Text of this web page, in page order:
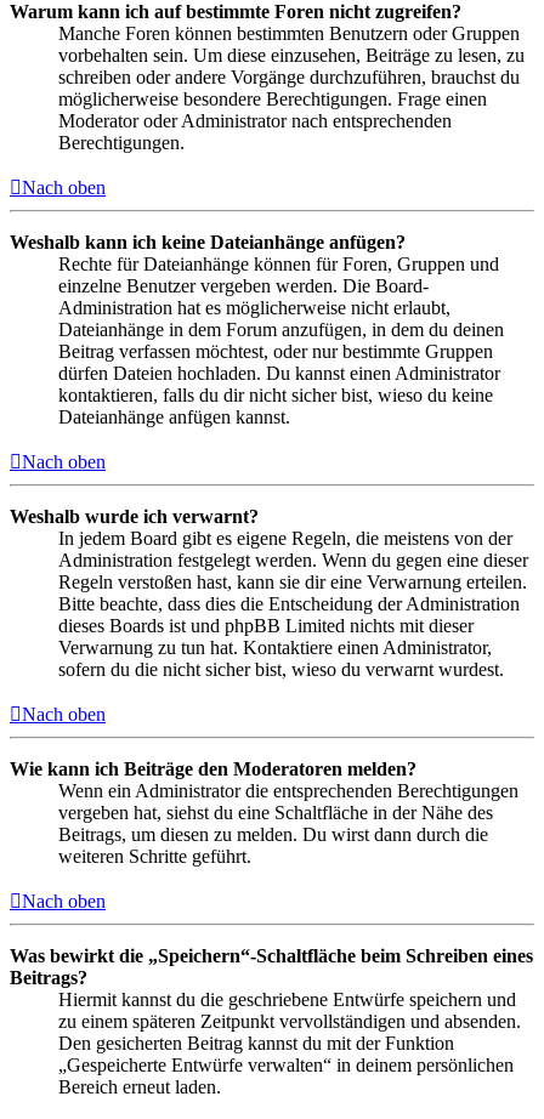
Warum kann ich auf bestimmte Foren nicht zugreifen?
Manche Foren können bestimmten Benutzern oder Gruppen
vorbehalten sein. Um diese einzusehen, Beiträge zu lesen, zu
schreiben oder andere Vorgänge durchzuführen, brauchst du
möglicherweise besondere Berechtigungen. Frage einen
Moderator oder Administrator nach entsprechenden
Berechtigungen.
Nach oben
Weshalb kann ich keine Dateianhänge anfügen?
Rechte für Dateianhänge können für Foren, Gruppen und
einzelne Benutzer vergeben werden. Die Board-
Administration hat es möglicherweise nicht erlaubt,
Dateianhänge in dem Forum anzufügen, in dem du deinen
Beitrag verfassen möchtest, oder nur bestimmte Gruppen
dürfen Dateien hochladen. Du kannst einen Administrator
kontaktieren, falls du dir nicht sicher bist, wieso du keine
Dateianhänge anfügen kannst.
Nach oben
Weshalb wurde ich verwarnt?
In jedem Board gibt es eigene Regeln, die meistens von der
Administration festgelegt werden. Wenn du gegen eine dieser
Regeln verstoßen hast, kann sie dir eine Verwarnung erteilen.
Bitte beachte, dass dies die Entscheidung der Administration
dieses Boards ist und phpBB Limited nichts mit dieser
Verwarnung zu tun hat. Kontaktiere einen Administrator,
sofern du die nicht sicher bist, wieso du verwarnt wurdest.
Nach oben
Wie kann ich Beiträge den Moderatoren melden?
Wenn ein Administrator die entsprechenden Berechtigungen
vergeben hat, siehst du eine Schaltfläche in der Nähe des
Beitrags, um diesen zu melden. Du wirst dann durch die
weiteren Schritte geführt.
Nach oben
Was bewirkt die „Speichern“-Schaltfläche beim Schreiben eines
Beitrags?
Hiermit kannst du die geschriebene Entwürfe speichern und
zu einem späteren Zeitpunkt vervollständigen und absenden.
Den gesicherten Beitrag kannst du mit der Funktion
„Gespeicherte Entwürfe verwalten“ in deinem persönlichen
Bereich erneut laden.